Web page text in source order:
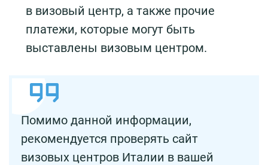
в визовый центр, а также прочие
платежи, которые могут быть
выставлены визовым центром.
Помимо данной информации,
рекомендуется проверять сайт
визовых центров Италии в вашей